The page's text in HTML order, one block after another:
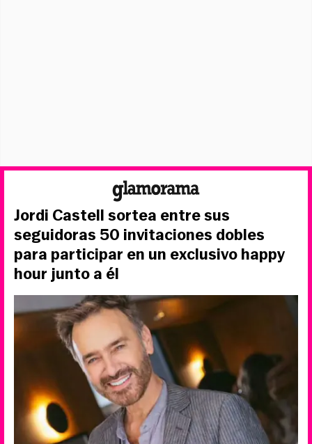
Jordi Castell sortea entre sus
seguidoras 50 invitaciones dobles
para participar en un exclusivo happy
hour junto a él